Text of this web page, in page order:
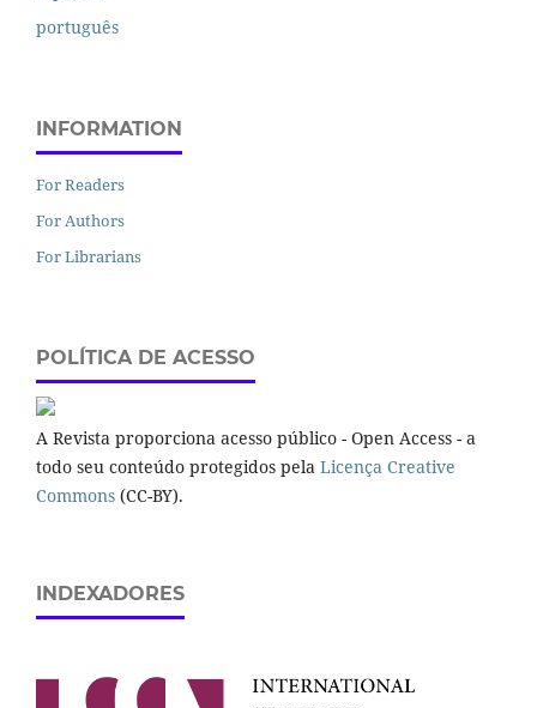
português
INFORMATION
For Readers
For Authors
For Librarians
POLÍTICA DE ACESSO
A Revista proporciona acesso público - Open Access - a
todo seu conteúdo protegidos pela Licença Creative
Commons (CC-BY).
INDEXADORES